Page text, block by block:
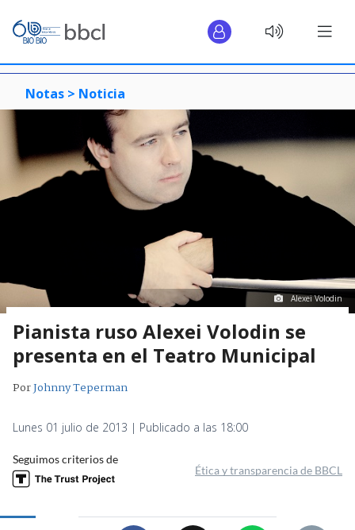
Notas > Noticia
Alexei Volodin
Pianista ruso Alexei Volodin se
presenta en el Teatro Municipal
PorJohnny Teperman
Lunes 01 julio de 2013 | Publicado a las 18:00
Seguimos criterios de
Ética y transparencia de BBCL